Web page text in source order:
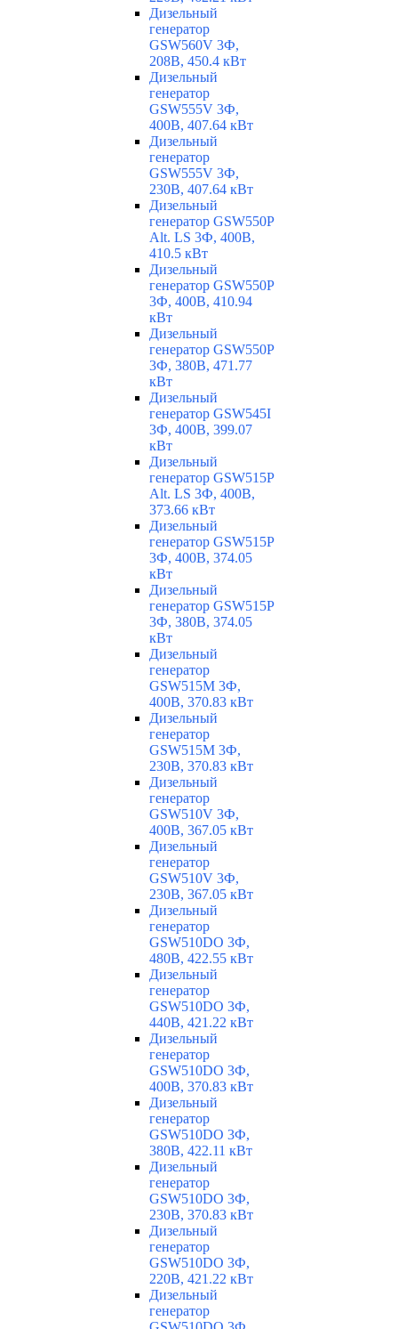
Дизельный
генератор
GSW560V 3Ф,
208В, 450.4 кВт
Дизельный
генератор
GSW555V 3Ф,
400В, 407.64 кВт
Дизельный
генератор
GSW555V 3Ф,
230В, 407.64 кВт
Дизельный
генератор GSW550P
Alt. LS 3Ф, 400В,
410.5 кВт
Дизельный
генератор GSW550P
3Ф, 400В, 410.94
кВт
Дизельный
генератор GSW550P
3Ф, 380В, 471.77
кВт
Дизельный
генератор GSW545I
3Ф, 400В, 399.07
кВт
Дизельный
генератор GSW515P
Alt. LS 3Ф, 400В,
373.66 кВт
Дизельный
генератор GSW515P
3Ф, 400В, 374.05
кВт
Дизельный
генератор GSW515P
3Ф, 380В, 374.05
кВт
Дизельный
генератор
GSW515M 3Ф,
400В, 370.83 кВт
Дизельный
генератор
GSW515M 3Ф,
230В, 370.83 кВт
Дизельный
генератор
GSW510V 3Ф,
400В, 367.05 кВт
Дизельный
генератор
GSW510V 3Ф,
230В, 367.05 кВт
Дизельный
генератор
GSW510DO 3Ф,
480В, 422.55 кВт
Дизельный
генератор
GSW510DO 3Ф,
440В, 421.22 кВт
Дизельный
генератор
GSW510DO 3Ф,
400В, 370.83 кВт
Дизельный
генератор
GSW510DO 3Ф,
380В, 422.11 кВт
Дизельный
генератор
GSW510DO 3Ф,
230В, 370.83 кВт
Дизельный
генератор
GSW510DO 3Ф,
220В, 421.22 кВт
Дизельный
генератор